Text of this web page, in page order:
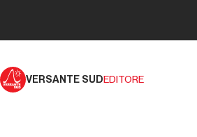
VERSANTE SUDEDITORE